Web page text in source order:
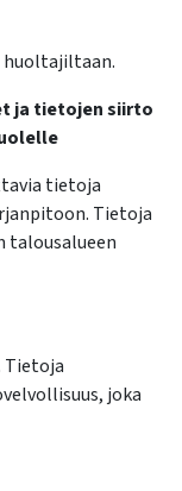
huoltajiltaan.
ja tietojen siirto
tietoja
Tietoja
talousalueen
Tietoja
joka